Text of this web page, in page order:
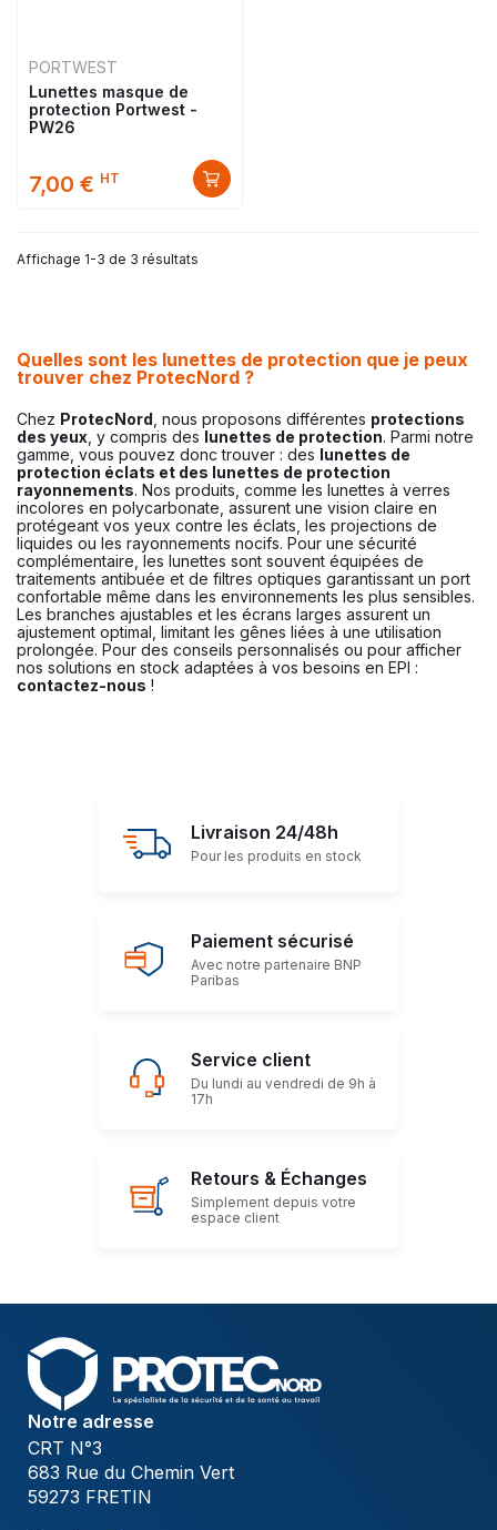
PORTWEST
Lunettes masque de
protection Portwest -
PW26
7,00 € HT
Affichage 1-3 de 3 résultats
Quelles sont les lunettes de protection que je peux
trouver chez ProtecNord ?
Chez ProtecNord , nous proposons différentes protections
des yeux , y compris des lunettes de protection. Parmi notre
gamme, vous pouvez donc trouver : des lunettes de
protection éclats et des lunettes de protection
rayonnements. Nos produits, comme les lunettes à verres
incolores en polycarbonate, assurent une vision claire en
protégeant vos yeux contre les éclats, les projections de
liquides ou les rayonnements nocifs. Pour une sécurité
complémentaire, les lunettes sont souvent équipées de
traitements antibuée et de filtres optiques garantissant un port
confortable même dans les environnements les plus sensibles.
Les branches ajustables et les écrans larges assurent un
ajustement optimal, limitant les gênes liées à une utilisation
prolongée. Pour des conseils personnalisés ou pour afficher
nos solutions en stock adaptées à vos besoins en EPI :
contactez-nous !
Livraison 24/48h
Pour les produits en stock
Paiement sécurisé
Avec notre partenaire BNP
Paribas
Service client
Du lundi au vendredi de 9h à
17h
Retours & Échanges
Simplement depuis votre
espace client
Notre adresse
CRT N°3
683 Rue du Chemin Vert
59273 FRETIN